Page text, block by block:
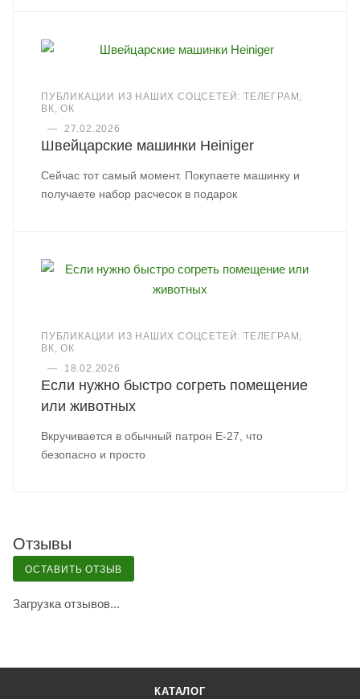
ПУБЛИКАЦИИ ИЗ НАШИХ СОЦСЕТЕЙ: ТЕЛЕГРАМ,
ВК, ОК
—
27.02.2026
Швейцарские машинки Heiniger
Сейчас тот самый момент. Покупаете машинку и
получаете набор расчесок в подарок
ПУБЛИКАЦИИ ИЗ НАШИХ СОЦСЕТЕЙ: ТЕЛЕГРАМ,
ВК, ОК
—
18.02.2026
Если нужно быстро согреть помещение
или животных
Вкручивается в обычный патрон Е-27, что
безопасно и просто
Отзывы
ОСТАВИТЬ ОТЗЫВ
Загрузка отзывов...
КАТАЛОГ